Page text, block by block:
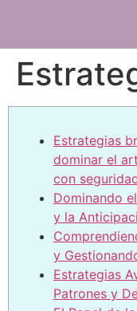
Estrategias
dominar el
con
Dominando
y la
y
Estrategias
Patrones y